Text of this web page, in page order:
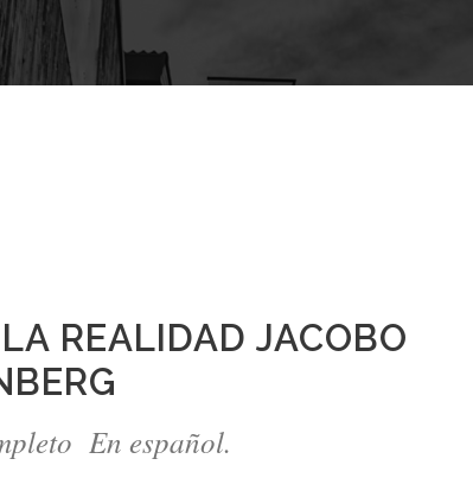
REALIDAD JACOBO
En español.